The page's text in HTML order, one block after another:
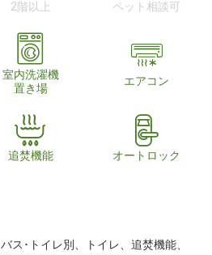
2階以上 ペット相談可
室内洗濯機
置き場
エアコン
追焚機能 オートロック
バス･トイレ別、トイレ、追焚機能、